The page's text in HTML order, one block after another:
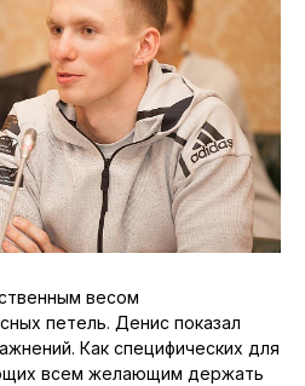
весом
петель. Денис показал
Как специфических для
всем желающим держать